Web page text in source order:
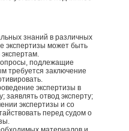
знаний в различных
экспертизы может быть
подлежащие
требуется заключение
экспертизы в
заявлять отвод эксперту;
экспертизы и со
перед судом о